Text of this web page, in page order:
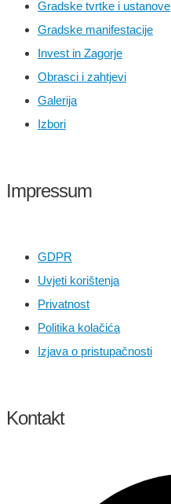
Gradske tvrtke i ustanove
Gradske manifestacije
Invest in Zagorje
Obrasci i zahtjevi
Galerija
Izbori
Impressum
GDPR
Uvjeti korištenja
Privatnost
Politika kolačića
Izjava o pristupačnosti
Kontakt